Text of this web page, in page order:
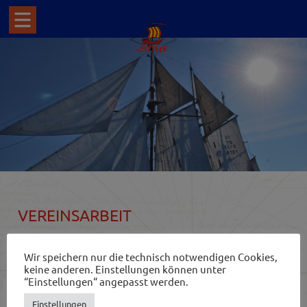
VEREINSARBEIT
Wie in jedem Verein freuen wir uns über Beteiligung am
Vereinsleben. Möglichkeiten, uns zu treffen, gibt es viele:
JÄHRLICHE MITGLIEDERVERSAMMLUNG
Wir speichern nur die technisch notwendigen Cookies,
keine anderen. Einstellungen können unter
“Einstellungen“ angepasst werden.
Einstellungen